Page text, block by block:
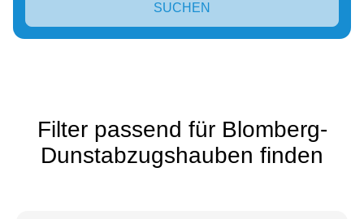
SUCHEN
Filter passend für Blomberg-
Dunstabzugshauben finden